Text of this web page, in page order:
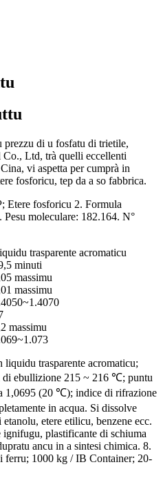
prezzu di u fosfatu di trietile,
Ltd, trà quelli eccellenti
vi aspetta per cumprà in
fosforicu, tep da a so fabbrica.
Etere fosforicu 2. Formula
moleculare: 182.164. N°
trasparente acromaticu
minuti
massimu
massimu
massimu
trasparente acromaticu;
ebullizione 215 ~ 216 ℃; puntu
1,0695 (20 ℃); indice di rifrazione
in acqua. Si dissolve
etere etilicu, benzene ecc.
plastificante di schiuma
ancu in a sintesi chimica. 8.
ferru; 1000 kg / IB Container; 20-